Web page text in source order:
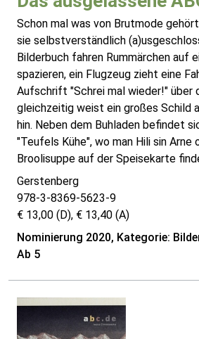
Schon mal was von Brutmode
sie selbstverständlich
Bilderbuch fahren Rummärchen auf
spazieren, ein Flugzeug zieht eine
Aufschrift "Schrei mal wieder!" über
gleichzeitig weist ein großes Schild
hin. Neben dem Buhladen befindet
"Teufels Kühe", wo man Hili sin Arne
Broolisuppe auf der Speisekarte
Gerstenberg
978-3-8369-5623-9
€ 13,00 (D), € 13,40 (A)
Nominierung 2020, Kategorie:
Ab 5